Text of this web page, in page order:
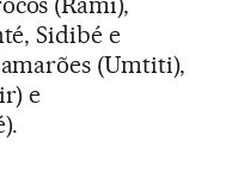
Sidibé e
(Umtiti),
e